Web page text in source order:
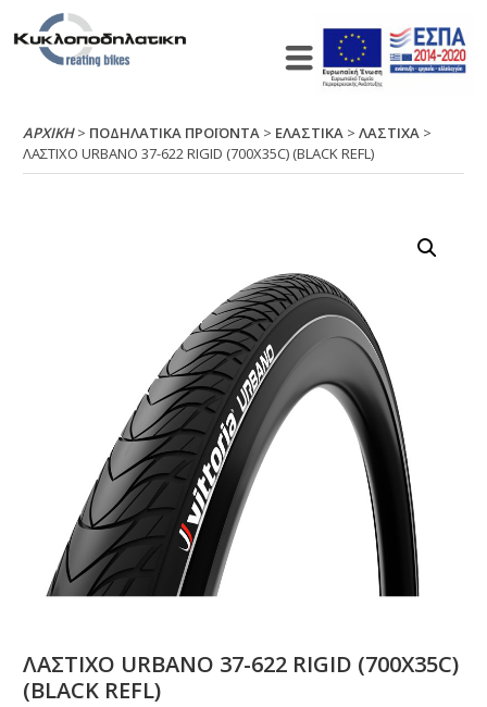
ΑΡΧΙΚΉ> ΠΟΔΗΛΑΤΙΚΑ ΠΡΟΪΟΝΤΑ > ΕΛΑΣΤΙΚΑ >ΛΑΣΤΙΧΑ >
ΛΑΣΤΙΧΟ URΒΑΝΟ 37-622 RΙGΙD (700Χ35C) (ΒLΑCΚ RΕFL)
ΛΑΣΤΙΧΟ URΒΑΝΟ 37-622 RΙGΙD (700Χ35C)
(ΒLΑCΚ RΕFL)